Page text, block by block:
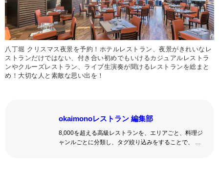
八丁堀 クリスマス夜景を予約！ホテルレストラン、夜景がきれいなレ
ストランだけではない、付き合い初めでもいけるカジュアルレストラ
ンやクルーズレストラン、ライブ生演奏が聞けるレストランを総まと
め！大切な人と素敵な思い出を！
okaimonoレストラン 編集部
8,000を超える高級レストランを、エリアごと、料理ジ
ャンルごとに分類し、タグ絞り込みをすることで、 い